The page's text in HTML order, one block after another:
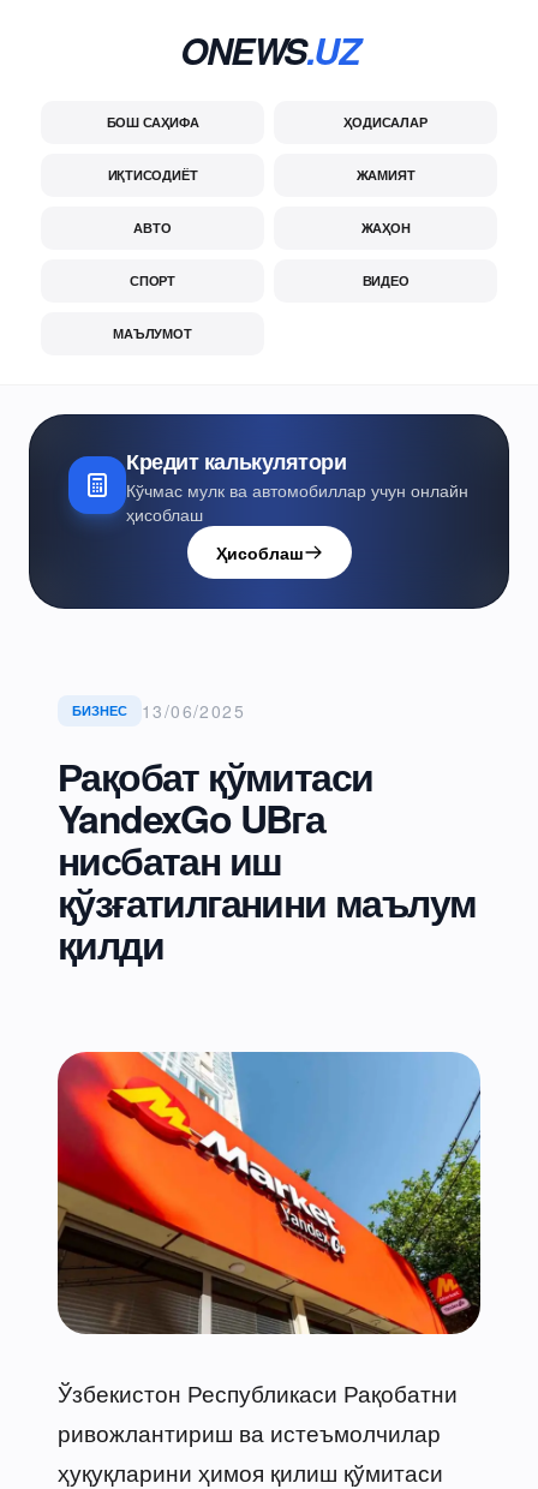
ONEWS.UZ
БОШ САҲИФА ҲОДИСАЛАР
ИҚТИСОДИЁТ ЖАМИЯТ
АВТО ЖАҲОН
СПОРТ ВИДЕО
МАЪЛУМОТ
Кредит калькулятори
Кўчмас мулк ва автомобиллар учун онлайн
ҳисоблаш
Ҳисоблаш
БИЗНЕС 13/06/2025
Рақобат қўмитаси
YandexGo UBга
нисбатан иш
қўзғатилганини маълум
қилди
Ўзбекистон Республикаси Рақобатни
ривожлантириш ва истеъмолчилар
ҳуқуқларини ҳимоя қилиш қўмитаси